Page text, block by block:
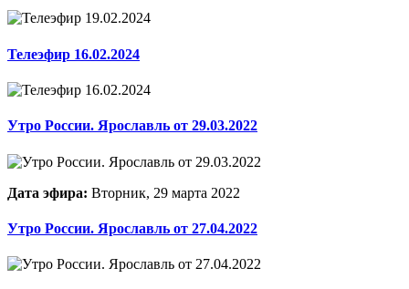
Телеэфир 16.02.2024
Утро России. Ярославль от 29.03.2022
Дата эфира: Вторник, 29 марта 2022
Утро России. Ярославль от 27.04.2022